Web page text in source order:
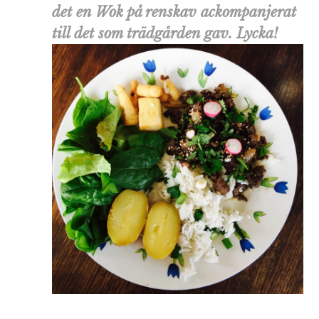
det en Wok på renskav ackompanjerat
till det som trädgården gav. Lycka!